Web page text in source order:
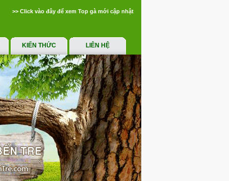
>> Click vào đây để xem Top gà mới cập nhật
KIẾN THỨC LIÊN HỆ